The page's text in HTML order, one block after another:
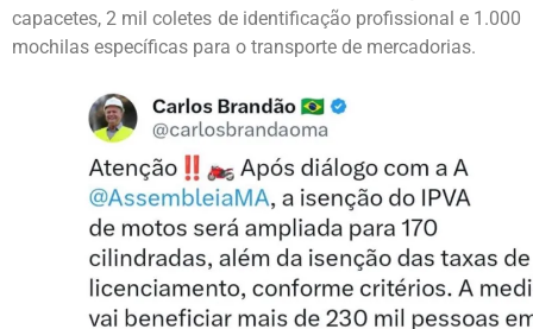
capacetes, 2 mil coletes de identificação profissional e 1.000
mochilas específicas para o transporte de mercadorias.